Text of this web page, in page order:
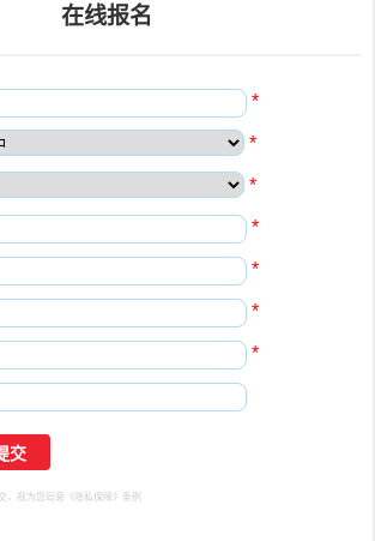
在线报名
*
*
*
*
*
*
*
，视为您同意 《隐私保障》 条例